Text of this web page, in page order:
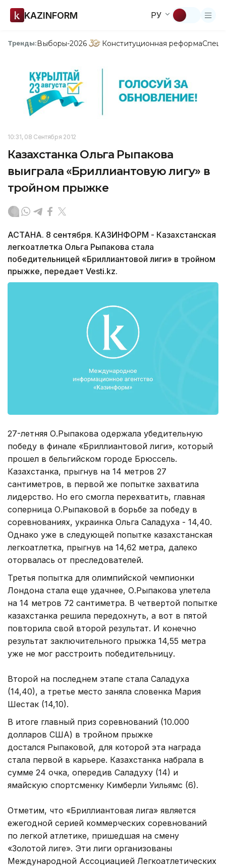
KAZINFORM РУ
Тренды:Выборы-2026 Конституционная реформа
10:31, 08 Сентября 2012
Казахстанка Ольга Рыпакова
выиграла «Бриллиантовую лигу» в
тройном прыжке
АСТАНА. 8 сентября. КАЗИНФОРМ - Казахстанская
легкоатлетка Ольга Рыпакова стала
победительницей «Бриллиантовой лиги» в тройном
прыжке, передает Vesti.kz.
27-летняя О.Рыпакова одержала убедительную
победу в финале «Бриллиантовой лиги», который
прошел в бельгийском городе Брюссель.
Казахстанка, прыгнув на 14 метров 27
сантиметров, в первой же попытке захватила
лидерство. Но его смогла перехватить, главная
соперница О.Рыпаковой в борьбе за победу в
соревнованиях, украинка Ольга Саладуха - 14,40.
Однако уже в следующей попытке казахстанская
легкоатлетка, прыгнув на 14,62 метра, далеко
оторвалась от преследователей.
Третья попытка для олимпийской чемпионки
Лондона стала еще удачнее, О.Рыпакова улетела
на 14 метров 72 сантиметра. В четвертой попытке
казахстанка решила передохнуть, а вот в пятой
повторила свой второй результат. И конечно
результат заключительного прыжка 14,55 метра
уже не мог расстроить победительницу.
Второй на последнем этапе стала Саладуха
(14,40), а третье место заняла словенка Мария
Шестак (14,10).
В итоге главный приз соревнований (10.000
долларов США) в тройном прыжке
достался Рыпаковой, для которой эта награда
стала первой в карьере. Казахстанка набрала в
сумме 24 очка, опередив Саладуху (14) и
ямайскую спортсменку Кимберли Уильямс (6).
Отметим, что «Бриллиантовая лига» является
ежегодной серией коммерческих соревнований
по легкой атлетике, пришедшая на смену
«Золотой лиге». Эти лиги организованы
Международной Ассоциацией Легкоатлетических